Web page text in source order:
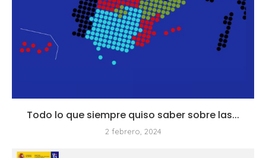
Todo lo que siempre quiso saber sobre las...
2 febrero, 2024